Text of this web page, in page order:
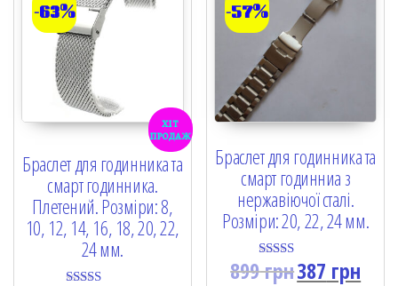
-63%
хіт
продаж
Браслет для годинника та
смарт годинника.
Плетений. Розміри: 8,
10, 12, 14, 16, 18, 20, 22,
24 мм.
-57%
Браслет для годинника та
смарт годинниа з
нержавіючої сталі.
Розміри: 20, 22, 24 мм.
Rated
5.00
899грн387 грн